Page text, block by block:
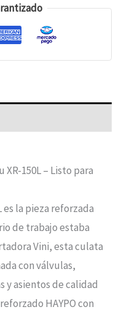
150L – Listo para
es la pieza reforzada
de trabajo estaba
Vini, esta culata
con válvulas,
y asientos de calidad
HAYPO con